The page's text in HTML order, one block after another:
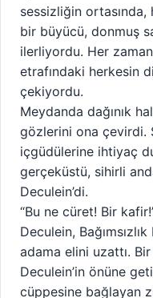
sessizliğin
bir büyücü, donmuş
ilerliyordu. Her
etrafındaki herkesin
çekiyordu.
Meydanda dağınık
gözlerini ona çevirdi.
içgüdülerine ihtiyaç
gerçeküstü, sihirli
Deculein’di.
“Bu ne cüret! Bir
Deculein, Bağımsızlık
adama elini uzattı.
Deculein’in önüne
cüppesine bağlayan